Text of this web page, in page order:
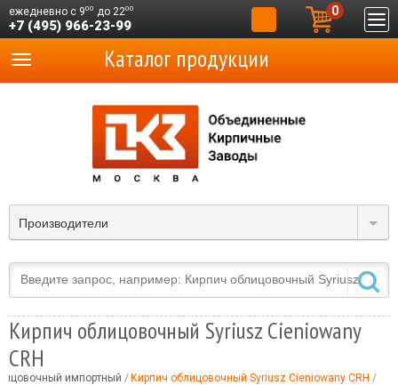
ежедневно с 900 до 2200
+7 (495) 966-23-99
0
Производители
Каталог продукции
Кирпич облицовочный Syriusz Cieniowany
CRH
импортный Кирпич облицовочный Syriusz Cieniowany CRH